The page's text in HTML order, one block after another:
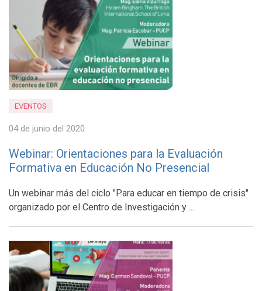
EVENTOS
04 de junio del 2020
Webinar: Orientaciones para la Evaluación
Formativa en Educación No Presencial
Un webinar más del ciclo "Para educar en tiempo de crisis"
organizado por el Centro de Investigación y ...